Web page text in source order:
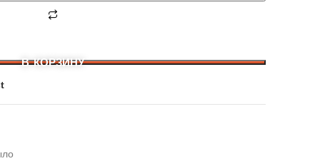
В КОРЗИНУ